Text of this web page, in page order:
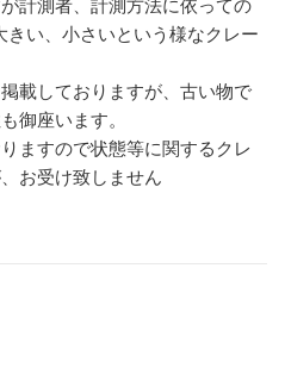
計測者、計測方法に依っての
い、小さいという様なクレー
載しておりますが、古い物で
御座います。
ますので状態等に関するクレ
お受け致しません